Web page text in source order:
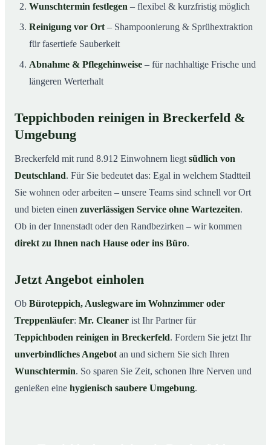
Wunschtermin festlegen – flexibel & kurzfristig möglich
Reinigung vor Ort – Shampoonierung & Sprühextraktion
für fasertiefe Sauberkeit
Abnahme & Pflegehinweise – für nachhaltige Frische und
längeren Werterhalt
Teppichboden reinigen in Breckerfeld &
Umgebung
Breckerfeld mit rund 8.912 Einwohnern liegt südlich von
Deutschland. Für Sie bedeutet das: Egal in welchem Stadtteil
Sie wohnen oder arbeiten – unsere Teams sind schnell vor Ort
und bieten einen zuverlässigen Service ohne Wartezeiten.
Ob in der Innenstadt oder den Randbezirken – wir kommen
direkt zu Ihnen nach Hause oder ins Büro.
Jetzt Angebot einholen
Ob Büroteppich, Auslegware im Wohnzimmer oder
Treppenläufer: Mr. Cleaner ist Ihr Partner für
Teppichboden reinigen in Breckerfeld. Fordern Sie jetzt Ihr
unverbindliches Angebot an und sichern Sie sich Ihren
Wunschtermin. So sparen Sie Zeit, schonen Ihre Nerven und
genießen eine hygienisch saubere Umgebung.